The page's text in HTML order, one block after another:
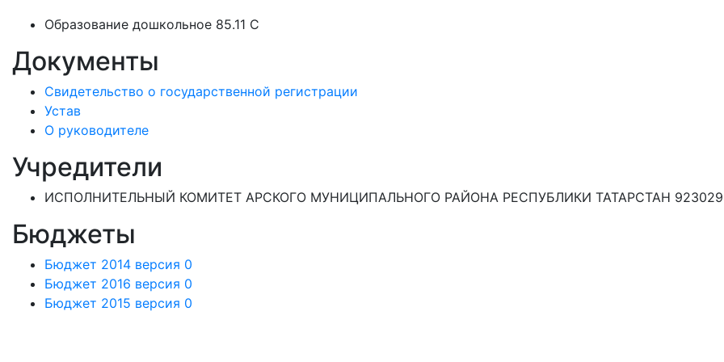
Образование дошкольное 85.11 C
Документы
Свидетельство о государственной регистрации
Устав
О руководителе
Учредители
ИСПОЛНИТЕЛЬНЫЙ КОМИТЕТ АРСКОГО МУНИЦИПАЛЬНОГО РАЙОНА РЕСПУБЛИКИ ТАТАРСТАН
Бюджеты
Бюджет 2014 версия 0
Бюджет 2016 версия 0
Бюджет 2015 версия 0